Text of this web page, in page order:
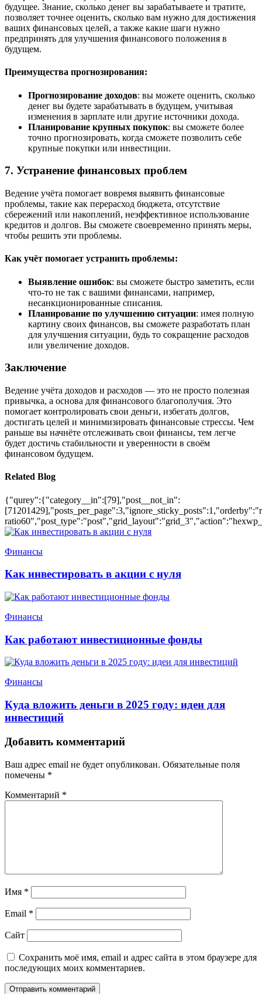
будущее. Знание, сколько денег вы зарабатываете и тратите,
позволяет точнее оценить, сколько вам нужно для достижения
ваших финансовых целей, а также какие шаги нужно
предпринять для улучшения финансового положения в
будущем.
Преимущества прогнозирования:
Прогнозирование доходов: вы можете оценить, сколько
денег вы будете зарабатывать в будущем, учитывая
изменения в зарплате или другие источники дохода.
Планирование крупных покупок: вы сможете более
точно прогнозировать, когда сможете позволить себе
крупные покупки или инвестиции.
7. Устранение финансовых проблем
Ведение учёта помогает вовремя выявить финансовые
проблемы, такие как перерасход бюджета, отсутствие
сбережений или накоплений, неэффективное использование
кредитов и долгов. Вы сможете своевременно принять меры,
чтобы решить эти проблемы.
Как учёт помогает устранить проблемы:
Выявление ошибок: вы сможете быстро заметить, если
что-то не так с вашими финансами, например,
несанкционированные списания.
Планирование по улучшению ситуации: имея полную
картину своих финансов, вы сможете разработать план
для улучшения ситуации, будь то сокращение расходов
или увеличение доходов.
Заключение
Ведение учёта доходов и расходов — это не просто полезная
привычка, а основа для финансового благополучия. Это
помогает контролировать свои деньги, избегать долгов,
достигать целей и минимизировать финансовые стрессы. Чем
раньше вы начнёте отслеживать свои финансы, тем легче
будет достичь стабильности и уверенности в своём
финансовом будущем.
Related Blog
{"qurey":{"category__in":[79],"post__not_in":
Финансы
Как инвестировать в акции с нуля
Финансы
Как работают инвестиционные фонды
Финансы
Куда вложить деньги в 2025 году: идеи для
инвестиций
Добавить комментарий
Ваш адрес email не будет опубликован. Обязательные поля
помечены *
Комментарий *
Имя *
Email *
Сайт
Сохранить моё имя, email и адрес сайта в этом браузере для
последующих моих комментариев.